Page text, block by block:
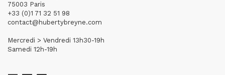
75003 Paris
+33 (0)1 71 32 51 98
contact@hubertybreyne.com
Mercredi > Vendredi 13h30-19h
Samedi 12h-19h